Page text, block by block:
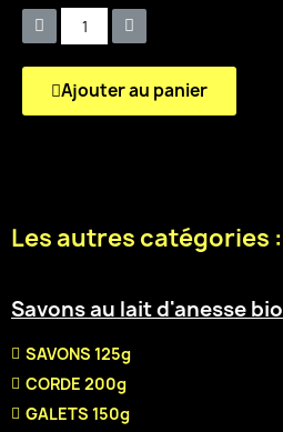
Ajouter au panier
Les autres catégories :
Savons au lait d'anesse bio
SAVONS 125g
CORDE 200g
GALETS 150g